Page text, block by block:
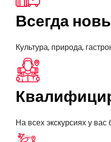
Всегда
Культура, природа,
На всех экскурсиях у